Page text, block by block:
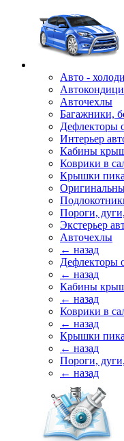
Авто -
Авточехлы
Багажники,
Дефлекторы
Интерьер
Кабины
Коврики в
Крышки
Пороги,
Экстерьер
Авточехлы
← назад
Дефлекторы
← назад
Кабины
← назад
Коврики в
← назад
Крышки
← назад
Пороги,
← назад